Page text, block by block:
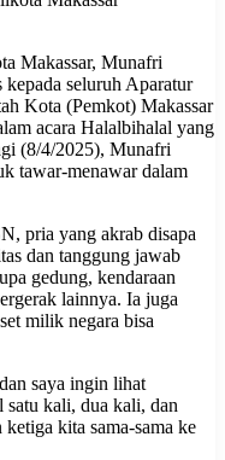
Makassar, Munafri
seluruh Aparatur
Kota (Pemkot) Makassar
acara Halalbihalal yang
(8/4/2025), Munafri
tawar-menawar dalam
pria yang akrab disapa
dan tanggung jawab
gedung, kendaraan
lainnya. Ia juga
milik negara bisa
saya ingin lihat
kali, dua kali, dan
kita sama-sama ke